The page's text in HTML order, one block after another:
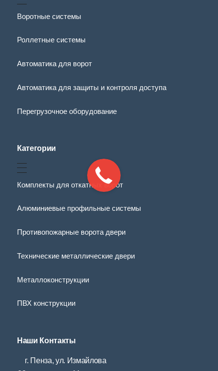
Воротные системы
Роллетные системы
Автоматика для ворот
Автоматика для защиты и контроля доступа
Перегрузочное оборудование
Категории
Комплекты для откатных ворот
Алюминиевые профильные системы
Противопожарные ворота двери
Технические металлические двери
Металлоконструкции
ПВХ конструкции
Наши Контакты
г. Пенза, ул. Измайлова